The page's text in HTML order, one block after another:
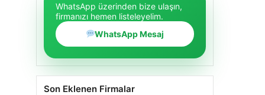
WhatsApp üzerinden bize ulaşın,
firmanızı hemen listeleyelim.
WhatsApp Mesaj
Son Eklenen Firmalar